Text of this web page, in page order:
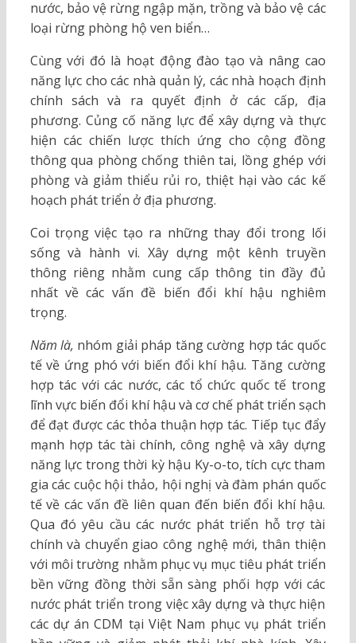
nước, bảo vệ rừng ngập mặn, trồng và bảo vệ các
loại rừng phòng hộ ven biển…
Cùng với đó là hoạt động đào tạo và nâng cao
năng lực cho các nhà quản lý, các nhà hoạch định
chính sách và ra quyết định ở các cấp, địa
phương. Củng cố năng lực để xây dựng và thực
hiện các chiến lược thích ứng cho cộng đồng
thông qua phòng chống thiên tai, lồng ghép với
phòng và giảm thiểu rủi ro, thiệt hại vào các kế
hoạch phát triển ở địa phương.
Coi trọng việc tạo ra những thay đổi trong lối
sống và hành vi. Xây dựng một kênh truyền
thông riêng nhằm cung cấp thông tin đầy đủ
nhất về các vấn đề biến đổi khí hậu nghiêm
trọng.
Năm là, nhóm giải pháp tăng cường hợp tác quốc
tế về ứng phó với biến đổi khí hậu. Tăng cường
hợp tác với các nước, các tổ chức quốc tế trong
lĩnh vực biến đổi khí hậu và cơ chế phát triển sạch
để đạt được các thỏa thuận hợp tác. Tiếp tục đẩy
mạnh hợp tác tài chính, công nghệ và xây dựng
năng lực trong thời kỳ hậu Ky-o-to, tích cực tham
gia các cuộc hội thảo, hội nghị và đàm phán quốc
tế về các vấn đề liên quan đến biến đổi khí hậu.
Qua đó yêu cầu các nước phát triển hỗ trợ tài
chính và chuyển giao công nghệ mới, thân thiện
với môi trường nhằm phục vụ mục tiêu phát triển
bền vững đồng thời sẵn sàng phối hợp với các
nước phát triển trong việc xây dựng và thực hiện
các dự án CDM tại Việt Nam phục vụ phát triển